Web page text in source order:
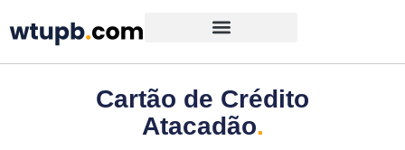
Cartão de Crédito
Atacadão.